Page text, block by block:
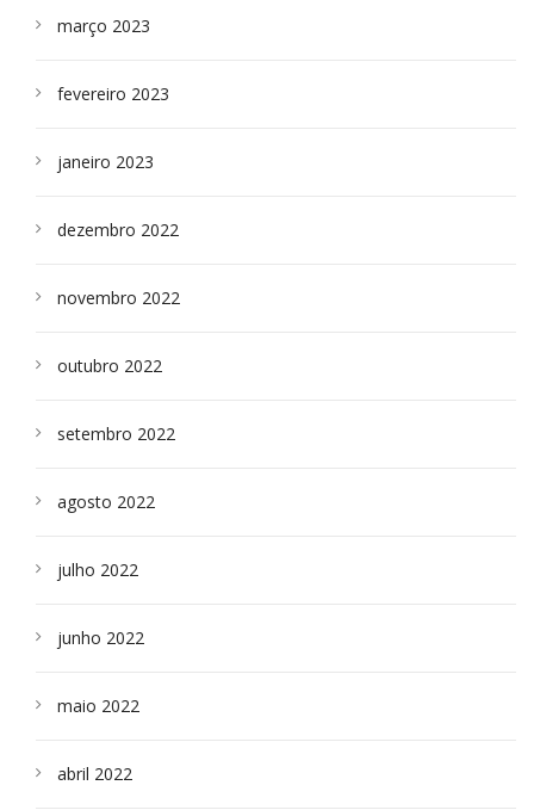
março 2023
fevereiro 2023
janeiro 2023
dezembro 2022
novembro 2022
outubro 2022
setembro 2022
agosto 2022
julho 2022
junho 2022
maio 2022
abril 2022